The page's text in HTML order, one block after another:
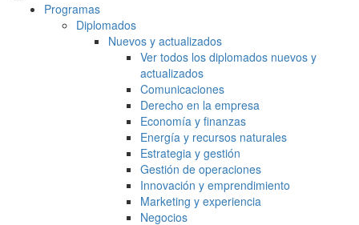
Programas
Diplomados
Nuevos y actualizados
Ver todos los diplomados nuevos y
actualizados
Comunicaciones
Derecho en la empresa
Economía y finanzas
Energía y recursos naturales
Estrategia y gestión
Gestión de operaciones
Innovación y emprendimiento
Marketing y experiencia
Negocios